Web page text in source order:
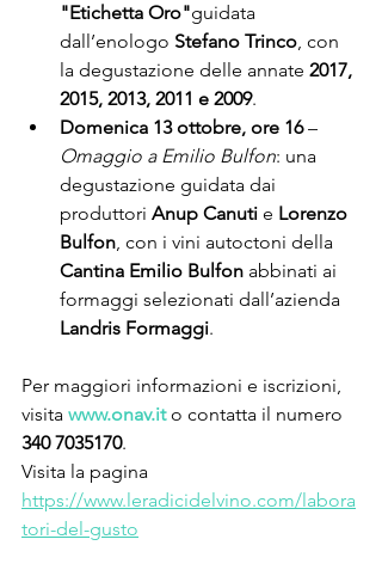
"Etichetta Oro"guidata
dall’enologo Stefano Trinco, con
la degustazione delle annate 2017,
2015, 2013, 2011 e 2009.
Domenica 13 ottobre, ore 16 –
Omaggio a Emilio Bulfon: una
degustazione guidata dai
produttori Anup Canuti e Lorenzo
Bulfon, con i vini autoctoni della
Cantina Emilio Bulfon abbinati ai
formaggi selezionati dall’azienda
Landris Formaggi.
Per maggiori informazioni e iscrizioni,
visita www.onav.it o contatta il numero
340 7035170.
Visita la pagina
https://www.leradicidelvino.com/labora
tori-del-gusto